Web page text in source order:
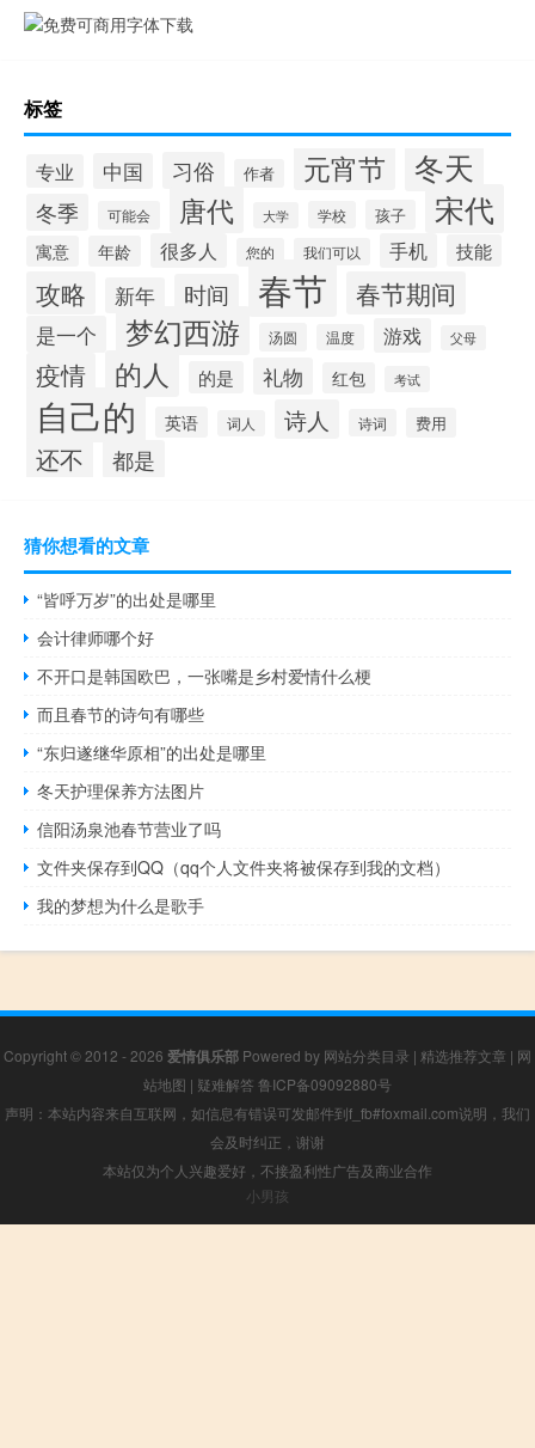
标签
专业 中国 习俗 作者 元宵节 冬天
冬季 可能会 唐代 大学 学校 孩子 宋代
寓意 年龄 很多人 您的 我们可以 手机 技能
攻略 新年 时间 春节 春节期间
是一个 梦幻西游 汤圆 温度 游戏 父母
疫情 的人 的是 礼物 红包 考试
自己的 英语 词人 诗人 诗词 费用
还不 都是
猜你想看的文章
“皆呼万岁”的出处是哪里
会计律师哪个好
不开口是韩国欧巴，一张嘴是乡村爱情什么梗
而且春节的诗句有哪些
“东归遂继华原相”的出处是哪里
冬天护理保养方法图片
信阳汤泉池春节营业了吗
文件夹保存到QQ（qq个人文件夹将被保存到我的文档）
我的梦想为什么是歌手
Copyright © 2012 - 2026 爱情俱乐部 Powered by 网站分类目录 | 精选推荐文章 | 网
站地图 | 疑难解答 鲁ICP备09092880号
声明：本站内容来自互联网，如信息有错误可发邮件到f_fb#foxmail.com说明，我们
会及时纠正，谢谢
本站仅为个人兴趣爱好，不接盈利性广告及商业合作
小男孩